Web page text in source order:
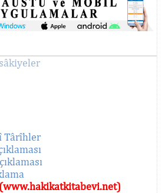
Târîhler
(www.hakikatkitabevi.net)